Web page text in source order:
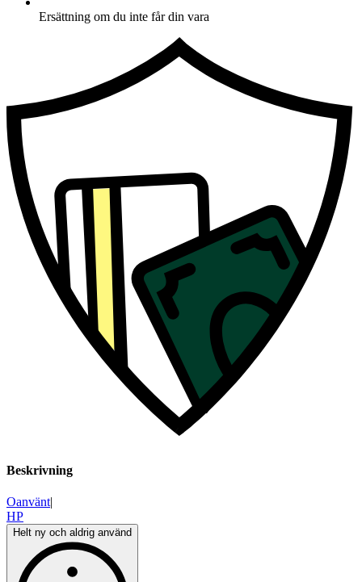
Ersättning om du inte får din vara
Beskrivning
Oanvänt|
HP
Helt ny och aldrig använd